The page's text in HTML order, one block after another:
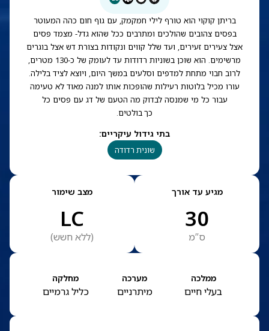
בריתן קוקוי הוא טורף לילי חמקמק, עם גוף חום כהה המעוטר
בפסים צהובים שהולכים ומתרבים ככל שהוא גדל- מצמד פסים
אצל צעירים זעירים, ועד שלל קווים ונקודות בצורת דש אצל בוגרים
מרשימים. הוא שוכן בשוניות רדודות עד לעומק של כ-130 מטרים,
לרוב חבוי מתחת למדפים וסלעים במשך היום, ויוצא לציד בלילה.
עורו מכיל בלוטות רעילות שהופכות אותו למנה מאוד לא טעימה
עבור כל מי שמנסה לבדוק מה הטעם של דג עם פסים כל
כך בולטים.
בתי גידול עיקריים:
שונית רדודה
מגיע עד אורך
30
ס”מ
מצב שימור
LC
(ללא חשש)
ממלכה
בעלי חיים
מערכה
מיתרניים
מחלקה
כליל גרמיים